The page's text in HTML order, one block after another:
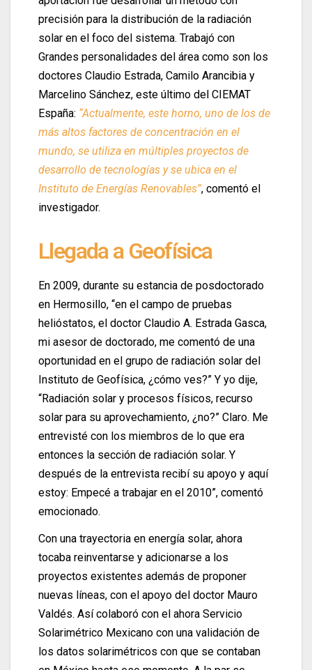
precisión para la distribución de la radiación
solar en el foco del sistema. Trabajó con
Grandes personalidades del área como son los
doctores Claudio Estrada, Camilo Arancibia y
Marcelino Sánchez, este último del CIEMAT
España: “Actualmente, este horno, uno de los de
más altos factores de concentración en el
mundo, se utiliza en múltiples proyectos de
desarrollo de tecnologías y se ubica en el
Instituto de Energías Renovables”, comentó el
investigador.
Llegada a Geofísica
En 2009, durante su estancia de posdoctorado
en Hermosillo, “en el campo de pruebas
helióstatos, el doctor Claudio A. Estrada Gasca,
mi asesor de doctorado, me comentó de una
oportunidad en el grupo de radiación solar del
Instituto de Geofísica, ¿cómo ves?” Y yo dije,
“Radiación solar y procesos físicos, recurso
solar para su aprovechamiento, ¿no?” Claro. Me
entrevisté con los miembros de lo que era
entonces la sección de radiación solar. Y
después de la entrevista recibí su apoyo y aquí
estoy: Empecé a trabajar en el 2010”, comentó
emocionado.
Con una trayectoria en energía solar, ahora
tocaba reinventarse y adicionarse a los
proyectos existentes además de proponer
nuevas líneas, con el apoyo del doctor Mauro
Valdés. Así colaboró con el ahora Servicio
Solarimétrico Mexicano con una validación de
los datos solarimétricos con que se contaban